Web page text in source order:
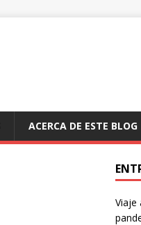
ACERCA DE ESTE BLOG
Viaje